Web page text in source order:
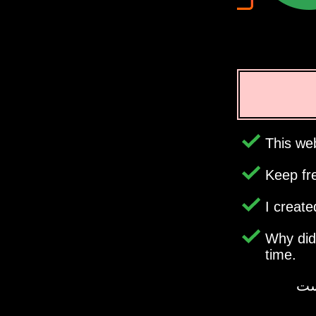
This
Keep
I
Why
time.